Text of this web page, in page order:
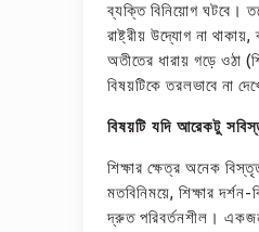
ব্যক্তি বিনিয়োগ ঘটবে।
রাষ্ট্রীয় উদ্যোগ না
অতীতের ধারায় গড়ে ওঠা
বিষয়টিকে তরলভাবে না
বিষয়টি যদি আরেকটু
শিক্ষার ক্ষেত্র অনেক
মতবিনিময়ে, শিক্ষার
দ্রুত পরিবর্তনশীল। একজন